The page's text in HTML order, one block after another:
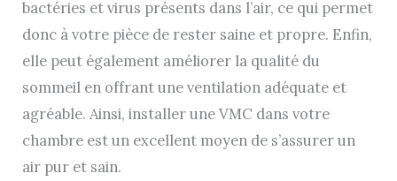
bactéries et virus présents dans l’air, ce qui permet
donc à votre pièce de rester saine et propre. Enfin,
elle peut également améliorer la qualité du
sommeil en offrant une ventilation adéquate et
agréable. Ainsi, installer une VMC dans votre
chambre est un excellent moyen de s’assurer un
air pur et sain.